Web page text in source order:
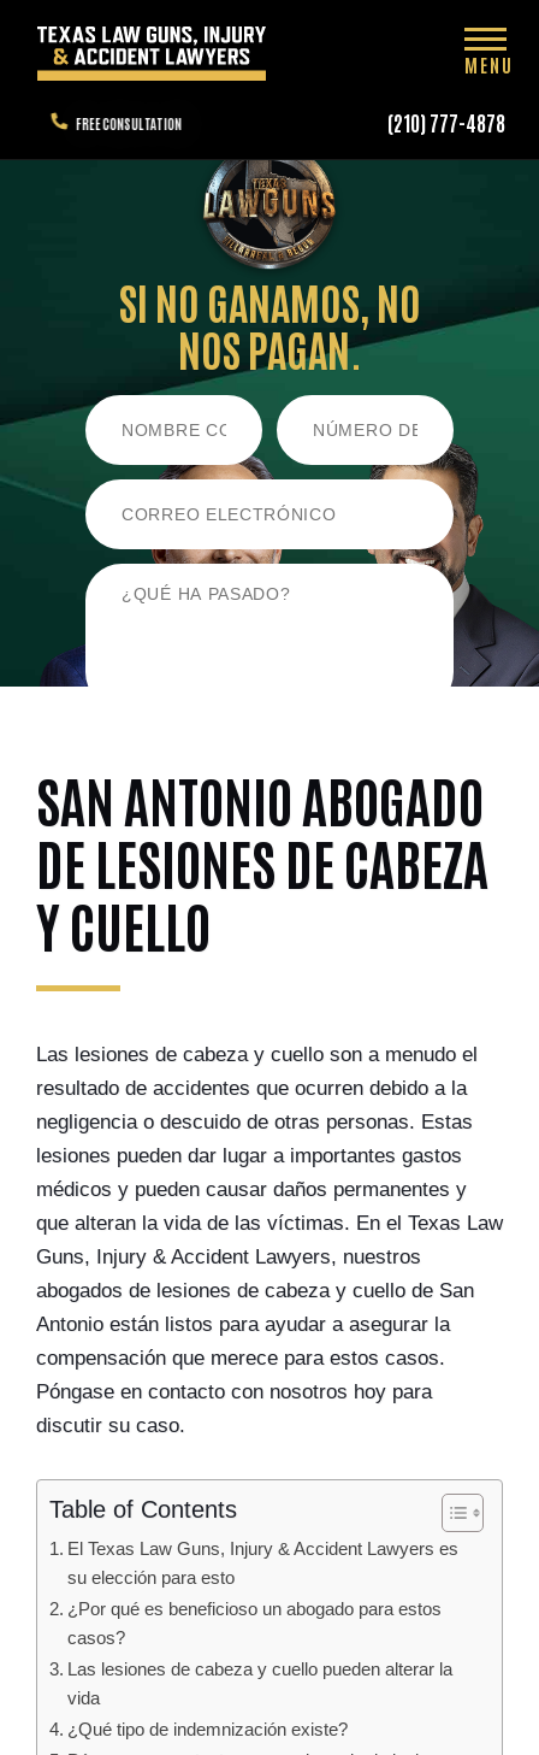
FREE CONSULTATION (210) 777-4878
MENU
SI NO GANAMOS, NO
NOS PAGAN.
SAN ANTONIO ABOGADO
DE LESIONES DE CABEZA
Y CUELLO
Las lesiones de cabeza y cuello son a menudo el
resultado de accidentes que ocurren debido a la
negligencia o descuido de otras personas. Estas
lesiones pueden dar lugar a importantes gastos
médicos y pueden causar daños permanentes y
que alteran la vida de las víctimas. En el Texas Law
Guns, Injury & Accident Lawyers, nuestros
abogados de lesiones de cabeza y cuello de San
Antonio están listos para ayudar a asegurar la
compensación que merece para estos casos.
Póngase en contacto con nosotros hoy para
discutir su caso.
Table of Contents
El Texas Law Guns, Injury & Accident Lawyers es
su elección para esto
¿Por qué es beneficioso un abogado para estos
casos?
Las lesiones de cabeza y cuello pueden alterar la
vida
¿Qué tipo de indemnización existe?